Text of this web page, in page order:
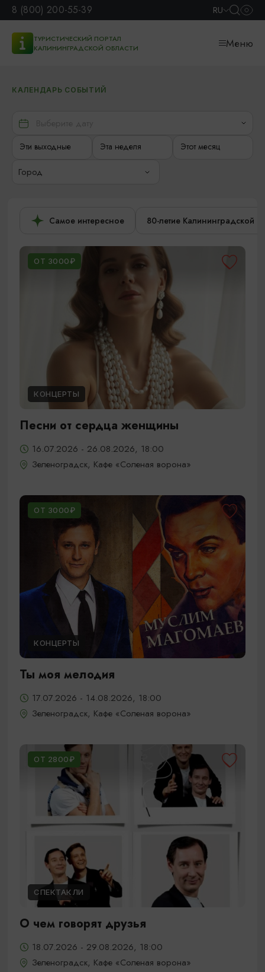
8 (800) 200-55-39 RU
ТУРИСТИЧЕСКИЙ ПОРТАЛ
КАЛИНИНГРАДСКОЙ ОБЛАСТИ
Меню
КАЛЕНДАРЬ СОБЫТИЙ
Эти выходные Эта неделя Этот месяц
Город
Самое интересное 80-летие Калининградской
ОТ 3000₽
КОНЦЕРТЫ
Песни от сердца женщины
16.07.2026 - 26.08.2026, 18:00
Зеленоградск, Кафе «Соленая ворона»
ОТ 3000₽
КОНЦЕРТЫ
Ты моя мелодия
17.07.2026 - 14.08.2026, 18:00
Зеленоградск, Кафе «Соленая ворона»
ОТ 2800₽
СПЕКТАКЛИ
О чем говорят друзья
18.07.2026 - 29.08.2026, 18:00
Зеленоградск, Кафе «Соленая ворона»